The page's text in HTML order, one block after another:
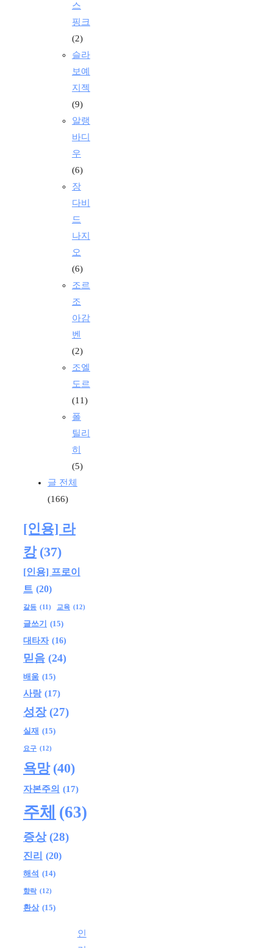
스
핑크
(2)
슬라
보예
지젝
(9)
알랭
바디
우
(6)
장
다비
드
나지
오
(6)
조르
조
아감
벤
(2)
조엘
도르
(11)
폴
틸리
히
(5)
글 전체
(166)
[인용] 라
캉 (37)
[인용] 프로이
트 (20)
갈등 (11) 교육 (12)
글쓰기
(15)
대타자 (16)
믿음 (24)
배움 (15)
사랑 (17)
성장 (27)
실재 (15)
요구 (12)
욕망 (40)
자본주의 (17)
주체 (63)
증상 (28)
진리 (20)
해석 (14)
향락 (12)
환상 (15)
인